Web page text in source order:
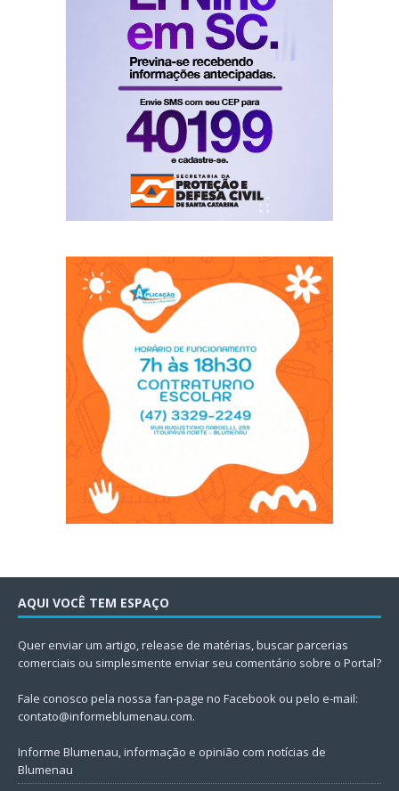
AQUI VOCÊ TEM ESPAÇO
Quer enviar um artigo, release de matérias, buscar parcerias
comerciais ou simplesmente enviar seu comentário sobre o Portal?
Fale conosco pela nossa fan-page no Facebook ou pelo e-mail:
contato@informeblumenau.com.
Informe Blumenau, informação e opinião com notícias de
Blumenau